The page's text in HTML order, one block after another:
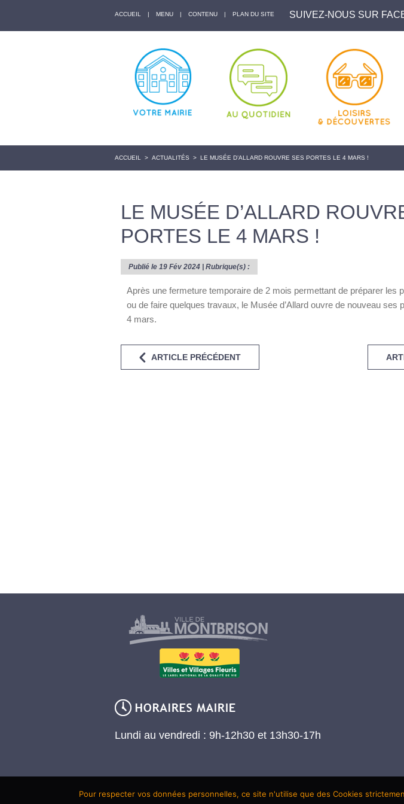
ACCUEIL | MENU | CONTENU | PLAN DU SITE SUIVEZ-NOUS SUR
ACCUEIL > ACTUALITÉS > LE MUSÉE D’ALLARD ROUVRE SES PORTES LE 4 MARS !
LE MUSÉE D’ALLARD
PORTES LE 4 MARS !
Publié le 19 Fév 2024 | Rubrique(s) :
Après une fermeture temporaire de 2 mois permettant de préparer les
ou de faire quelques travaux, le Musée d’Allard ouvre de nouveau ses
4 mars.
ARTICLE PRÉCÉDENT
Lundi au vendredi : 9h-12h30 et 13h30-17h
Pour respecter vos données personnelles, ce site n'utilise que des Cookies